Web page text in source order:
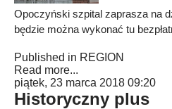
Opoczyński szpital zaprasza na
będzie można wykonać tu
Published in REGION
Read more...
piątek, 23 marca 2018 09:20
Historyczny plus